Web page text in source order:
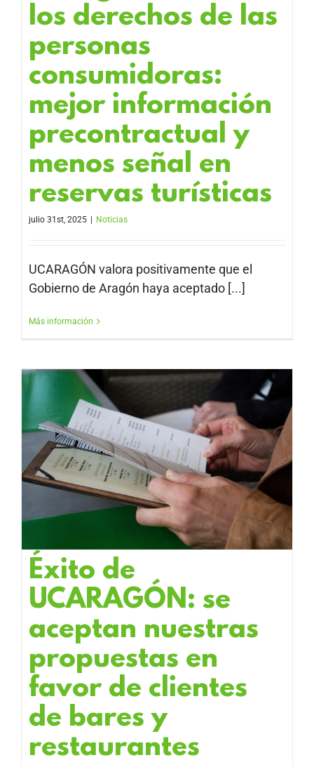
los derechos de las
personas
consumidoras:
mejor información
precontractual y
menos señal en
reservas turísticas
julio 31st, 2025 Noticias
UCARAGÓN valora positivamente que el
Gobierno de Aragón haya aceptado [...]
Más información
Éxito de
UCARAGÓN: se
aceptan nuestras
propuestas en
favor de clientes
de bares y
restaurantes